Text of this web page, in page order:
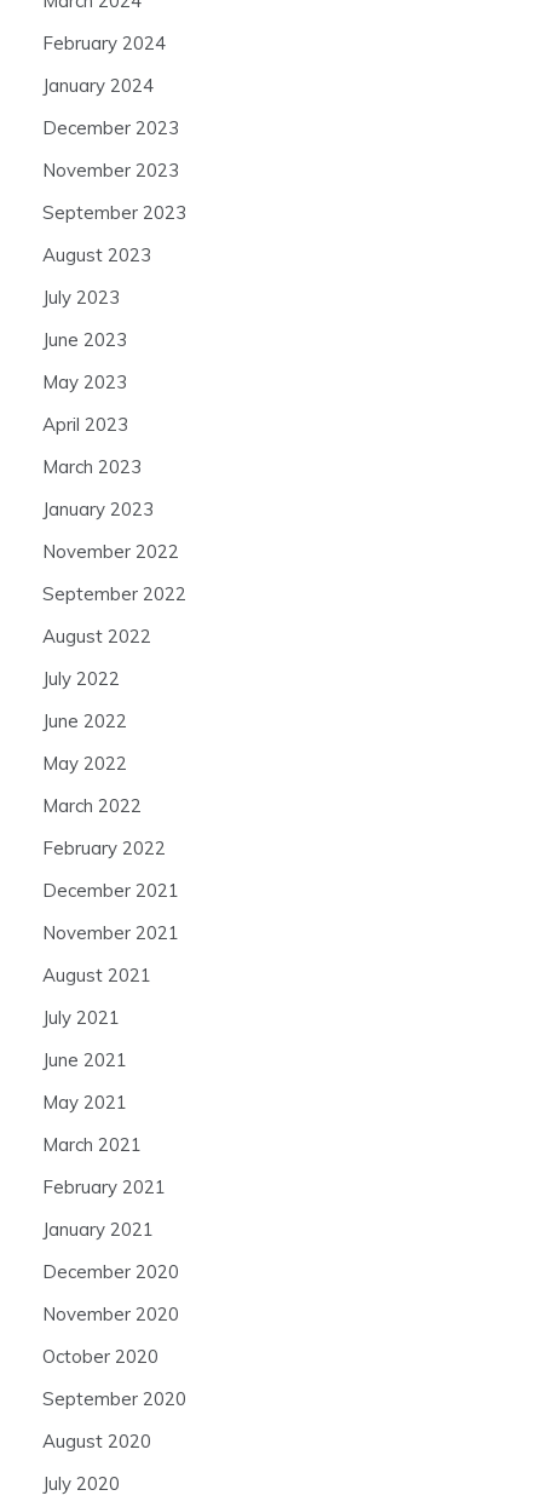
February 2024
January 2024
December 2023
November 2023
September 2023
August 2023
July 2023
June 2023
May 2023
April 2023
March 2023
January 2023
November 2022
September 2022
August 2022
July 2022
June 2022
May 2022
March 2022
February 2022
December 2021
November 2021
August 2021
July 2021
June 2021
May 2021
March 2021
February 2021
January 2021
December 2020
November 2020
October 2020
September 2020
August 2020
July 2020